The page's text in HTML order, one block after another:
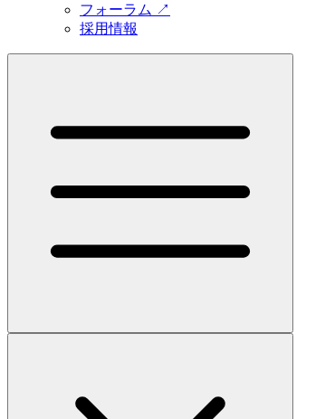
フォーラム ↗
採用情報